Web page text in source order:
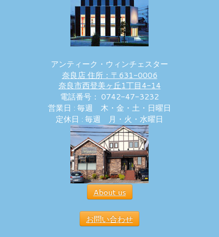
アンティーク・ウィンチェスター
奈良店 住所：〒631-0006
奈良市西登美ヶ丘1丁目4-14
電話番号： 0742-47-3232
営業日 : 毎週 木・金・土・日曜日
定休日 : 毎週 月・火・水曜日
About us
お問い合わせ